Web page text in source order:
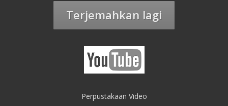
Terjemahkan lagi
Perpustakaan Video